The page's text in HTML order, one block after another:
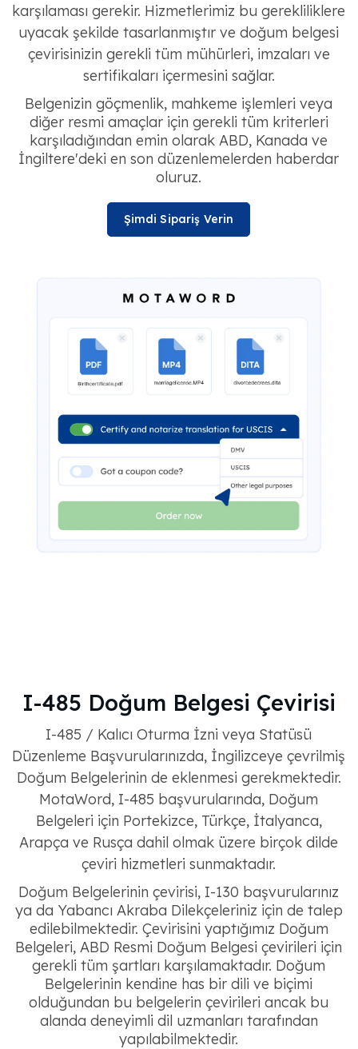
karşılaması gerekir. Hizmetlerimiz bu gerekliliklere
uyacak şekilde tasarlanmıştır ve doğum belgesi
çevirisinizin gerekli tüm mühürleri, imzaları ve
sertifikaları içermesini sağlar.
Belgenizin göçmenlik, mahkeme işlemleri veya
diğer resmi amaçlar için gerekli tüm kriterleri
karşıladığından emin olarak ABD, Kanada ve
İngiltere'deki en son düzenlemelerden haberdar
oluruz.
Şimdi Sipariş Verin
I-485 Doğum Belgesi Çevirisi
I-485 / Kalıcı Oturma İzni veya Statüsü
Düzenleme Başvurularınızda, İngilizceye çevrilmiş
Doğum Belgelerinin de eklenmesi gerekmektedir.
MotaWord, I-485 başvurularında, Doğum
Belgeleri için Portekizce, Türkçe, İtalyanca,
Arapça ve Rusça dahil olmak üzere birçok dilde
çeviri hizmetleri sunmaktadır.
Doğum Belgelerinin çevirisi, I-130 başvurularınız
ya da Yabancı Akraba Dilekçeleriniz için de talep
edilebilmektedir. Çevirisini yaptığımız Doğum
Belgeleri, ABD Resmi Doğum Belgesi çevirileri için
gerekli tüm şartları karşılamaktadır. Doğum
Belgelerinin kendine has bir dili ve biçimi
olduğundan bu belgelerin çevirileri ancak bu
alanda deneyimli dil uzmanları tarafından
yapılabilmektedir.